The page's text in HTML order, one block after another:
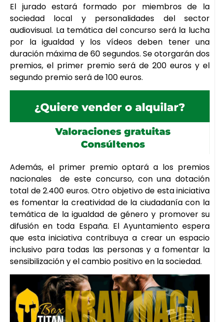
El jurado estará formado por miembros de la
sociedad local y personalidades del sector
audiovisual. La temática del concurso será la lucha
por la igualdad y los vídeos deben tener una
duración máxima de 60 segundos. Se otorgarán dos
premios, el primer premio será de 200 euros y el
segundo premio será de 100 euros.
Además, el primer premio optará a los premios
nacionales de este concurso, con una dotación
total de 2.400 euros. Otro objetivo de esta iniciativa
es fomentar la creatividad de la ciudadanía con la
temática de la igualdad de género y promover su
difusión en toda España. El Ayuntamiento espera
que esta iniciativa contribuya a crear un espacio
inclusivo para todas las personas y a fomentar la
sensibilización y el cambio positivo en la sociedad.